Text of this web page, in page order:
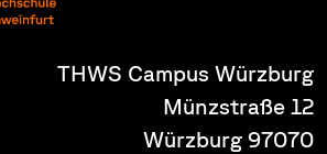
THWS Campus Würzburg
Münzstraße 12
97070 Würzburg